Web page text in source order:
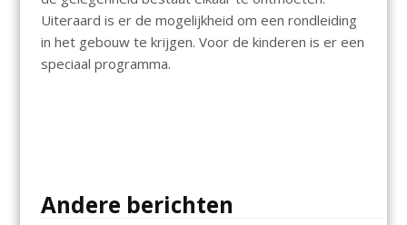
Uiteraard is er de mogelijkheid om een rondleiding
in het gebouw te krijgen. Voor de kinderen is er een
speciaal programma.
Andere berichten